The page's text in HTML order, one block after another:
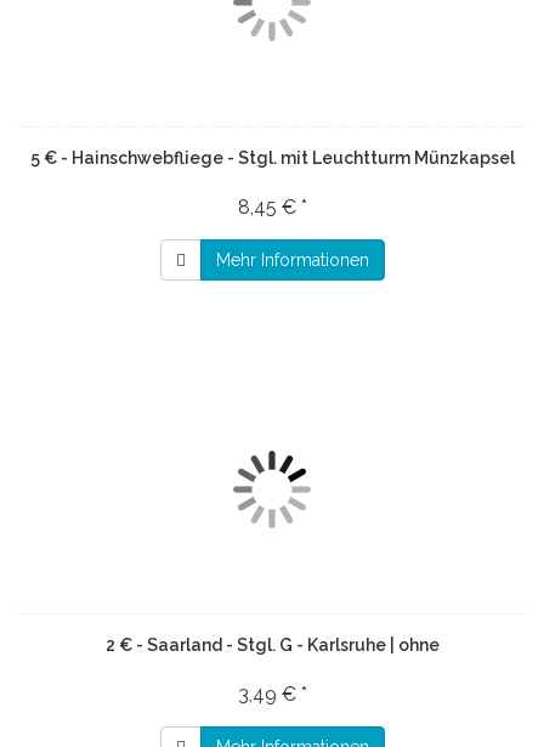
5 € - Hainschwebfliege - Stgl. mit Leuchtturm Münzkapsel
8,45 € *
Mehr Informationen
2 € - Saarland - Stgl. G - Karlsruhe | ohne
3,49 € *